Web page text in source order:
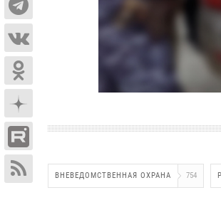
ВНЕВЕДОМСТВЕННАЯ ОХРАНА 754